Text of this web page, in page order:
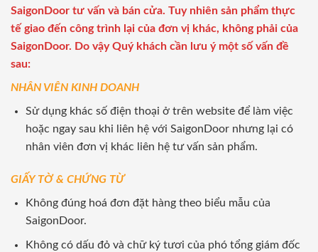
SaigonDoor tư vấn và bán cửa. Tuy nhiên sản phẩm thực
tế giao đến công trình lại của đơn vị khác, không phải của
SaigonDoor. Do vậy Quý khách cần lưu ý một số vấn đề
sau:
NHÂN VIÊN KINH DOANH
Sử dụng khác số điện thoại ở trên website để làm việc
hoặc ngay sau khi liên hệ với SaigonDoor nhưng lại có
nhân viên đơn vị khác liên hệ tư vấn sản phẩm.
GIẤY TỜ & CHỨNG TỪ
Không đúng hoá đơn đặt hàng theo biểu mẫu của
SaigonDoor.
Không có dấu đỏ và chữ ký tươi của phó tổng giám đốc